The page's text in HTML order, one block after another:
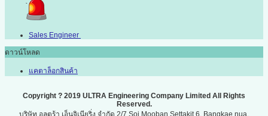
Sales Engineer
ดาวน์โหลด
แคตาล็อกสินค้า
Copyright ? 2019 ULTRA Engineering Company Limited All Rights
Reserved.
บริษัท อุลตร้า เอ็นจิเนียริ่ง จำกัด 2/7 Soi Mooban Settakit 6, Bangkae nua,